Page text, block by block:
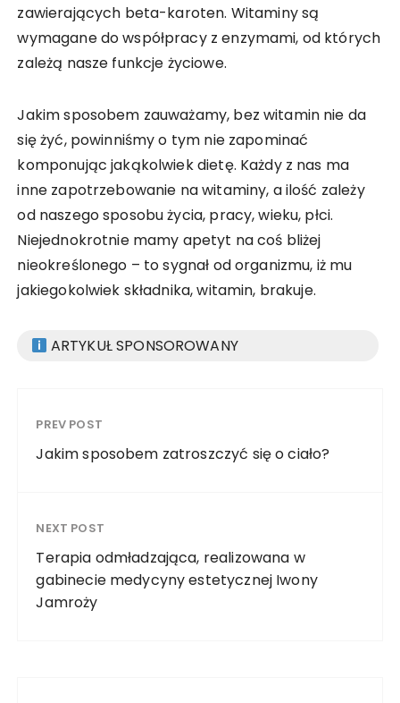
zawierających beta-karoten. Witaminy są
wymagane do współpracy z enzymami, od których
zależą nasze funkcje życiowe.
Jakim sposobem zauważamy, bez witamin nie da
się żyć, powinniśmy o tym nie zapominać
komponując jakąkolwiek dietę. Każdy z nas ma
inne zapotrzebowanie na witaminy, a ilość zależy
od naszego sposobu życia, pracy, wieku, płci.
Niejednokrotnie mamy apetyt na coś bliżej
nieokreślonego – to sygnał od organizmu, iż mu
jakiegokolwiek składnika, witamin, brakuje.
ARTYKUŁ SPONSOROWANY
PREV POST
Jakim sposobem zatroszczyć się o ciało?
NEXT POST
Terapia odmładzająca, realizowana w
gabinecie medycyny estetycznej Iwony
Jamroży